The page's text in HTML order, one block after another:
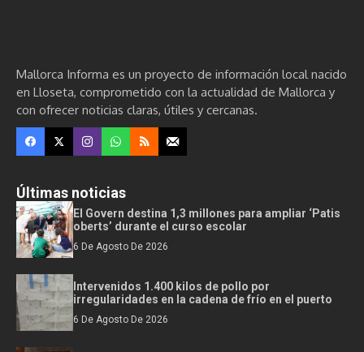
Mallorca Informa es un proyecto de información local nacido
en Lloseta, comprometido con la actualidad de Mallorca y
con ofrecer noticias claras, útiles y cercanas.
Últimas noticias
El Govern destina 1,3 millones para ampliar ‘Patis
oberts’ durante el curso escolar
6 De Agosto De 2026
Intervenidos 1.400 kilos de pollo por
irregularidades en la cadena de frío en el puerto
6 De Agosto De 2026